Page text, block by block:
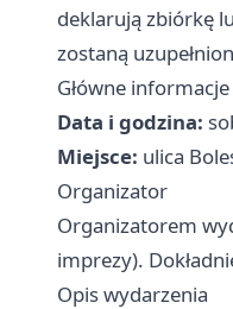
deklarują zbiórkę
zostaną
Główne informacje
Data i godzina:
Miejsce: ulica
Organizator
Organizatorem
imprezy).
Opis wydarzenia